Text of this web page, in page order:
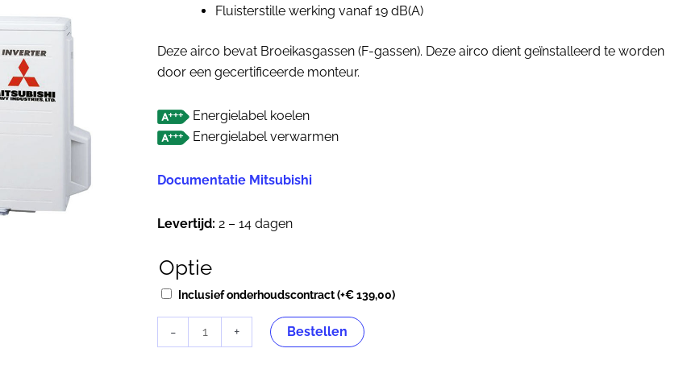
Fluisterstille werking vanaf 19 dB(A)
Deze airco bevat Broeikasgassen (F-gassen). Deze airco dient geïnstalleerd te worden
door een gecertificeerde monteur.
Energielabel koelen
Energielabel verwarmen
Documentatie Mitsubishi
Levertijd: 2 – 14 dagen
Optie
Inclusief onderhoudscontract(+€139,00)
-
Mitsubishi
Heavy
WFB
aantal
+ Bestellen